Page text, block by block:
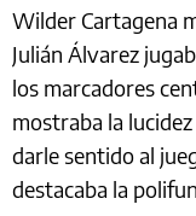
Wilder Cartagena
Julián Álvarez
los marcadores
mostraba la
darle sentido al
destacaba la